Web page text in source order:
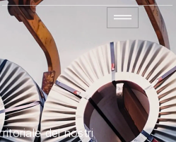
dei nostri